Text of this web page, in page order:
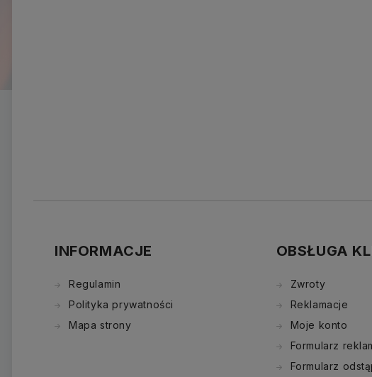
INFORMACJE
Regulamin
Polityka prywatności
Mapa strony
OBSŁUGA
Zwroty
Reklamacje
Moje konto
Formularz
Formularz